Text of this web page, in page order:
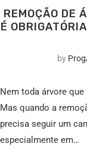
REMOÇÃO DE
É
by
Nem toda árvore
Mas quando a
precisa seguir um
especialmente em…